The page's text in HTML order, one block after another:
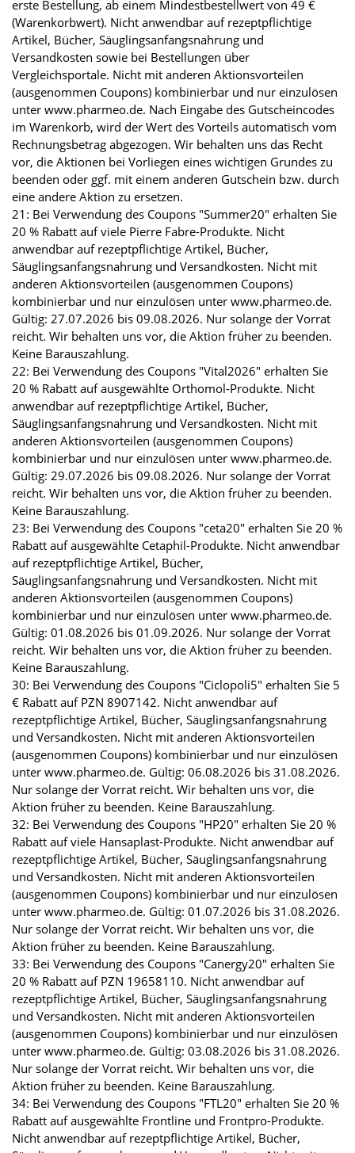
erste Bestellung, ab einem Mindestbestellwert von 49 €
(Warenkorbwert). Nicht anwendbar auf rezeptpflichtige
Artikel, Bücher, Säuglingsanfangsnahrung und
Versandkosten sowie bei Bestellungen über
Vergleichsportale. Nicht mit anderen Aktionsvorteilen
(ausgenommen Coupons) kombinierbar und nur einzulösen
unter www.pharmeo.de. Nach Eingabe des Gutscheincodes
im Warenkorb, wird der Wert des Vorteils automatisch vom
Rechnungsbetrag abgezogen. Wir behalten uns das Recht
vor, die Aktionen bei Vorliegen eines wichtigen Grundes zu
beenden oder ggf. mit einem anderen Gutschein bzw. durch
eine andere Aktion zu ersetzen.
21: Bei Verwendung des Coupons "Summer20" erhalten Sie
20 % Rabatt auf viele Pierre Fabre-Produkte. Nicht
anwendbar auf rezeptpflichtige Artikel, Bücher,
Säuglingsanfangsnahrung und Versandkosten. Nicht mit
anderen Aktionsvorteilen (ausgenommen Coupons)
kombinierbar und nur einzulösen unter www.pharmeo.de.
Gültig: 27.07.2026 bis 09.08.2026. Nur solange der Vorrat
reicht. Wir behalten uns vor, die Aktion früher zu beenden.
Keine Barauszahlung.
22: Bei Verwendung des Coupons "Vital2026" erhalten Sie
20 % Rabatt auf ausgewählte Orthomol-Produkte. Nicht
anwendbar auf rezeptpflichtige Artikel, Bücher,
Säuglingsanfangsnahrung und Versandkosten. Nicht mit
anderen Aktionsvorteilen (ausgenommen Coupons)
kombinierbar und nur einzulösen unter www.pharmeo.de.
Gültig: 29.07.2026 bis 09.08.2026. Nur solange der Vorrat
reicht. Wir behalten uns vor, die Aktion früher zu beenden.
Keine Barauszahlung.
23: Bei Verwendung des Coupons "ceta20" erhalten Sie 20 %
Rabatt auf ausgewählte Cetaphil-Produkte. Nicht anwendbar
auf rezeptpflichtige Artikel, Bücher,
Säuglingsanfangsnahrung und Versandkosten. Nicht mit
anderen Aktionsvorteilen (ausgenommen Coupons)
kombinierbar und nur einzulösen unter www.pharmeo.de.
Gültig: 01.08.2026 bis 01.09.2026. Nur solange der Vorrat
reicht. Wir behalten uns vor, die Aktion früher zu beenden.
Keine Barauszahlung.
30: Bei Verwendung des Coupons "Ciclopoli5" erhalten Sie 5
€ Rabatt auf PZN 8907142. Nicht anwendbar auf
rezeptpflichtige Artikel, Bücher, Säuglingsanfangsnahrung
und Versandkosten. Nicht mit anderen Aktionsvorteilen
(ausgenommen Coupons) kombinierbar und nur einzulösen
unter www.pharmeo.de. Gültig: 06.08.2026 bis 31.08.2026.
Nur solange der Vorrat reicht. Wir behalten uns vor, die
Aktion früher zu beenden. Keine Barauszahlung.
32: Bei Verwendung des Coupons "HP20" erhalten Sie 20 %
Rabatt auf viele Hansaplast-Produkte. Nicht anwendbar auf
rezeptpflichtige Artikel, Bücher, Säuglingsanfangsnahrung
und Versandkosten. Nicht mit anderen Aktionsvorteilen
(ausgenommen Coupons) kombinierbar und nur einzulösen
unter www.pharmeo.de. Gültig: 01.07.2026 bis 31.08.2026.
Nur solange der Vorrat reicht. Wir behalten uns vor, die
Aktion früher zu beenden. Keine Barauszahlung.
33: Bei Verwendung des Coupons "Canergy20" erhalten Sie
20 % Rabatt auf PZN 19658110. Nicht anwendbar auf
rezeptpflichtige Artikel, Bücher, Säuglingsanfangsnahrung
und Versandkosten. Nicht mit anderen Aktionsvorteilen
(ausgenommen Coupons) kombinierbar und nur einzulösen
unter www.pharmeo.de. Gültig: 03.08.2026 bis 31.08.2026.
Nur solange der Vorrat reicht. Wir behalten uns vor, die
Aktion früher zu beenden. Keine Barauszahlung.
34: Bei Verwendung des Coupons "FTL20" erhalten Sie 20 %
Rabatt auf ausgewählte Frontline und Frontpro-Produkte.
Nicht anwendbar auf rezeptpflichtige Artikel, Bücher,